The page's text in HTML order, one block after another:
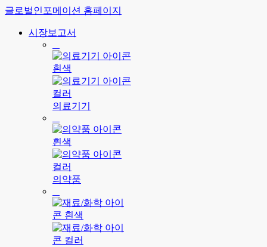
글로벌인포메이션 홈페이지
시장보고서
의료기기
의약품